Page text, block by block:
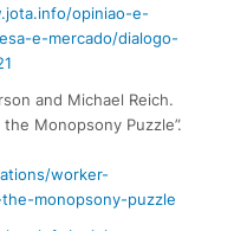
opiniao-e-
e-mercado/dialogo-
and Michael Reich.
Monopsony Puzzle”.
worker-
monopsony-puzzle